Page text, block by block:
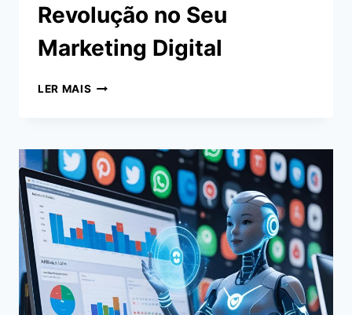
Revolução no Seu
Marketing Digital
LER MAIS
NO
SEU
MARKETING
DIGITAL